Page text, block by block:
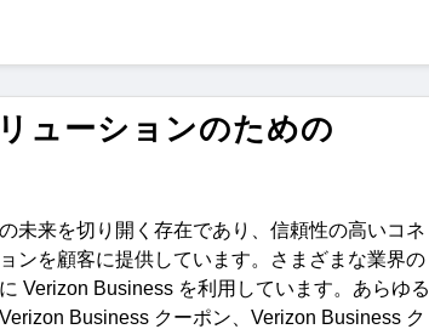
ューションのための
未来を切り開く存在であり、信頼性の高いコネ
ンを顧客に提供しています。さまざまな業界の
Verizon Business を利用しています。あらゆる
Verizon Business クーポン、 Verizon Business ク